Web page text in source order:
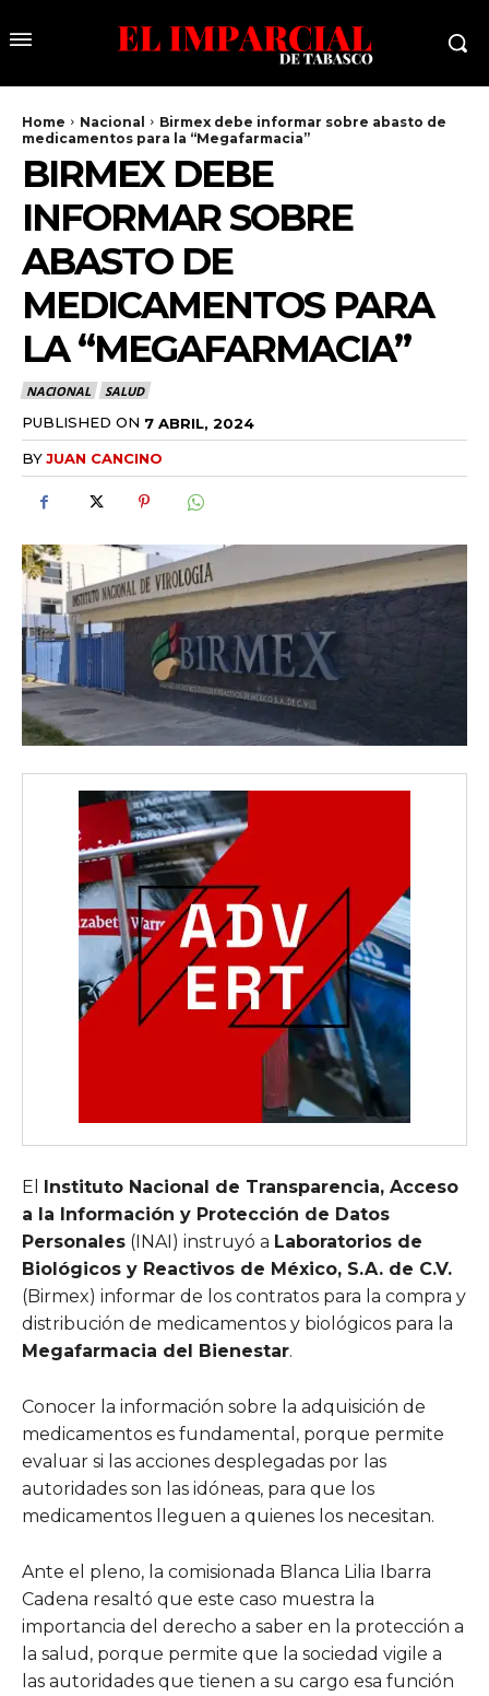
Home Nacional
Birmex debe informar sobre abasto de
medicamentos para la “Megafarmacia”
BIRMEX DEBE
INFORMAR SOBRE
ABASTO DE
MEDICAMENTOS PARA
LA “MEGAFARMACIA”
NACIONAL SALUD
PUBLISHED ON 7 ABRIL, 2024
BYJUAN CANCINO
El
Instituto Nacional de Transparencia, Acceso
a la Información y Protección de Datos
Personales (INAI) instruyó a Laboratorios de
Biológicos y Reactivos de México, S.A. de C.V.
(Birmex) informar de los contratos para la compra y
distribución de medicamentos y biológicos para la
Megafarmacia del Bienestar.
Conocer la información sobre la adquisición de
medicamentos es fundamental, porque permite
evaluar si las acciones desplegadas por las
autoridades son las idóneas, para que los
medicamentos lleguen a quienes los necesitan.
Ante el pleno, la comisionada Blanca Lilia Ibarra
Cadena resaltó que este caso muestra la
importancia del derecho a saber en la protección a
la salud, porque permite que la sociedad vigile a
las autoridades que tienen a su cargo esa función